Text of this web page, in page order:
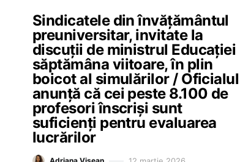
Sindicatele din învățământul
preuniversitar, invitate la
discuții de ministrul Educației
săptămâna viitoare, în plin
boicot al simulărilor / Oficialul
anunță că cei peste 8.100 de
profesori înscriși sunt
suficienți pentru evaluarea
lucrărilor